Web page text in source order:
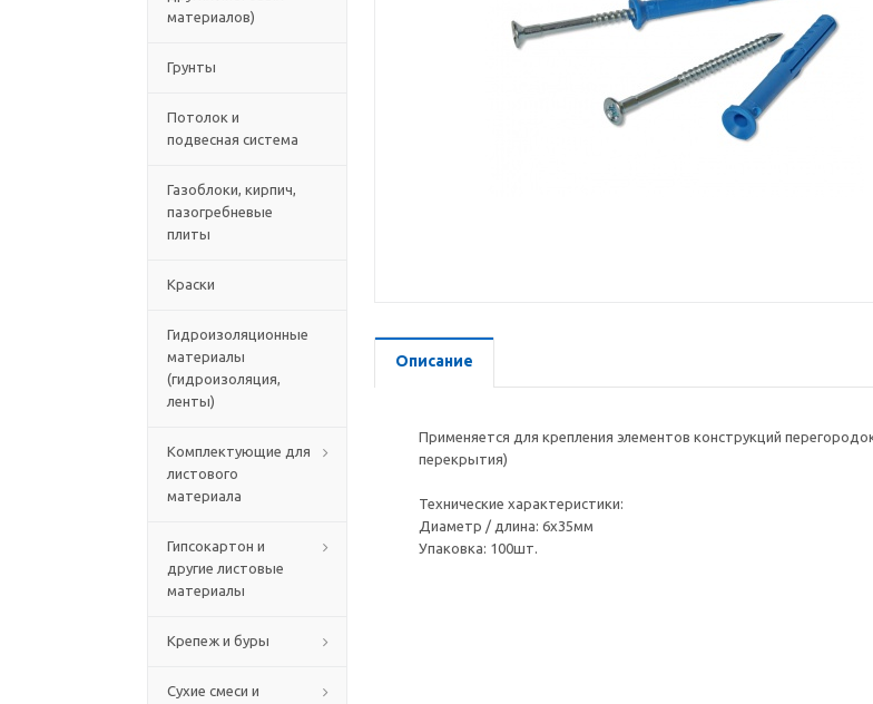
материалов)
Грунты
Потолок и
подвесная система
Газоблоки, кирпич,
пазогребневые
плиты
Краски
Гидроизоляционные
материалы
(гидроизоляция,
ленты)
Комплектующие для
листового
материала
Гипсокартон и
другие листовые
материалы
Крепеж и буры
Сухие смеси и
Описание
Применяется для крепления элементов конструкций
перекрытия)
Технические характеристики:
Диаметр / длина: 6x35мм
Упаковка: 100шт.